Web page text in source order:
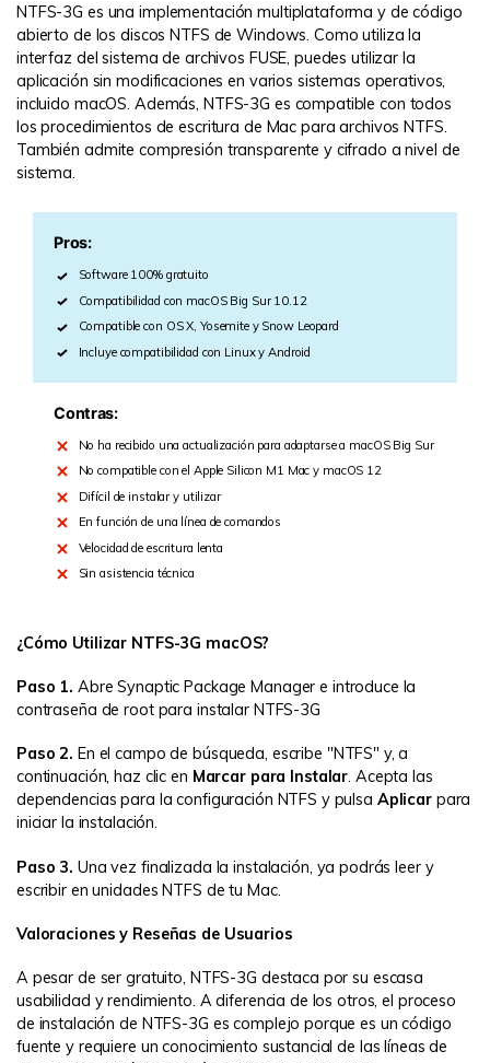
NTFS-3G es una implementación multiplataforma y de código
abierto de los discos NTFS de Windows. Como utiliza la
interfaz del sistema de archivos FUSE, puedes utilizar la
aplicación sin modificaciones en varios sistemas operativos,
incluido macOS. Además, NTFS-3G es compatible con todos
los procedimientos de escritura de Mac para archivos NTFS.
También admite compresión transparente y cifrado a nivel de
sistema.
Pros:
Software 100% gratuito
Compatibilidad con macOS Big Sur 10.12
Compatible con OS X, Yosemite y Snow Leopard
Incluye compatibilidad con Linux y Android
Contras:
No ha recibido una actualización para adaptarse a macOS Big Sur
No compatible con el Apple Silicon M1 Mac y macOS 12
Difícil de instalar y utilizar
En función de una línea de comandos
Velocidad de escritura lenta
Sin asistencia técnica
¿Cómo Utilizar NTFS-3G macOS?
Paso 1. Abre Synaptic Package Manager e introduce la
contraseña de root para instalar NTFS-3G
Paso 2. En el campo de búsqueda, escribe "NTFS" y, a
continuación, haz clic en Marcar para Instalar. Acepta las
dependencias para la configuración NTFS y pulsa Aplicar para
iniciar la instalación.
Paso 3. Una vez finalizada la instalación, ya podrás leer y
escribir en unidades NTFS de tu Mac.
Valoraciones y Reseñas de Usuarios
A pesar de ser gratuito, NTFS-3G destaca por su escasa
usabilidad y rendimiento. A diferencia de los otros, el proceso
de instalación de NTFS-3G es complejo porque es un código
fuente y requiere un conocimiento sustancial de las líneas de